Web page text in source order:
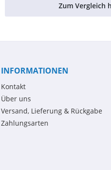
Zum Vergleich
INFORMATIONEN
Kontakt
Über uns
Versand, Lieferung & Rückgabe
Zahlungsarten